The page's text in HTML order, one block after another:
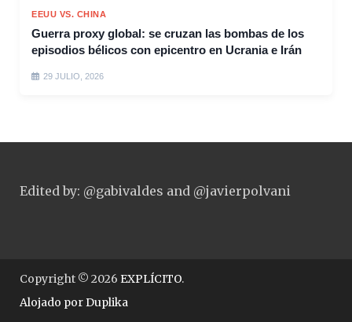
EEUU VS. CHINA
Guerra proxy global: se cruzan las bombas de los
episodios bélicos con epicentro en Ucrania e Irán
29 JULIO, 2026
Edited by: @gabivaldes and @javierpolvani
Copyright © 2026 EXPLÍCITO.
Alojado porDuplika